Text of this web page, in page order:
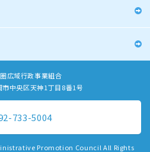
広域行政事業組合
中央区天神1丁目8番1号
733-5004
Promotion Council All Rights